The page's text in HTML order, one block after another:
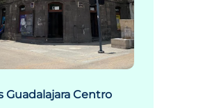
Guadalajara Centro